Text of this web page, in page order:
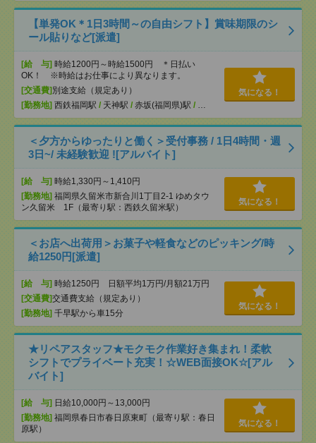
【単発OK＊1日3時間～の自由シフト】賞味期限のシ
ール貼りなど[派遣]
[給 与] 時給1200円～時給1500円 ＊日払い
OK！ ※時給はお仕事により異なります。
[交通費] 別途支給（規定あり）
[勤務地] 西鉄福岡駅 / 天神駅 / 赤坂(福岡県)駅 / …
気になる！
＜夕方からゆったりと働く＞受付事務 / 1日4時間・週
3日~/ 未経験歓迎 ![アルバイト]
[給 与] 時給1,330円～1,410円
[勤務地] 福岡県久留米市新合川1丁目2-1 ゆめタウ
ン久留米 1F（最寄り駅：西鉄久留米駅）
気になる！
＜お店へ出荷用＞お菓子や軽食などのピッキング/時
給1250円[派遣]
[給 与] 時給1250円 日額平均1万円/月額21万円
[交通費]交通費支給（規定あり）
[勤務地] 千早駅から車15分
気になる！
★リペアスタッフ★モクモク作業好き集まれ！柔軟
シフトでプライベート充実！☆WEB面接OK☆[アル
バイト]
[給 与] 日給10,000円～13,000円
[勤務地] 福岡県春日市春日原東町（最寄り駅：春日
原駅）
気になる！